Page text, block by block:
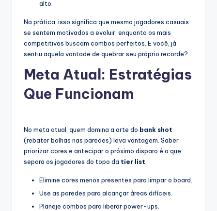
alto.
Na prática, isso significa que mesmo jogadores casuais
se sentem motivados a evoluir, enquanto os mais
competitivos buscam combos perfeitos. E você, já
sentiu aquela vontade de quebrar seu próprio recorde?
Meta Atual: Estratégias
Que Funcionam
No meta atual, quem domina a arte do bank shot
(rebater bolhas nas paredes) leva vantagem. Saber
priorizar cores e antecipar o próximo disparo é o que
separa os jogadores do topo da tier list
Elimine cores menos presentes para limpar o board.
Use as paredes para alcançar áreas difíceis.
Planeje combos para liberar power-ups.